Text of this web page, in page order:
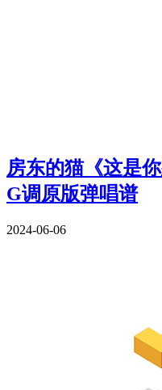
房东的猫《这是
G调原版弹唱谱
2024-06-06